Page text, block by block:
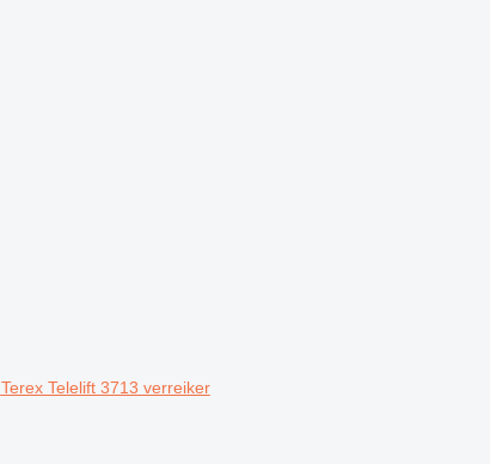
Terex Telelift 3713 verreiker